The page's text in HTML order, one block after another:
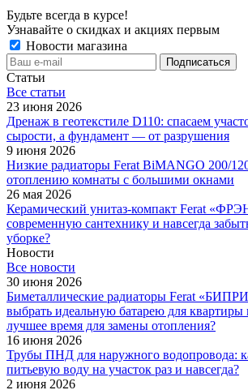
Будьте всегда в курсе!
Узнавайте о скидках и акциях первым
Новости магазина
Статьи
Все cтатьи
23 июня 2026
Дренаж в геотекстиле D110: спасаем
сырости, а фундамент — от разрушения
9 июня 2026
Низкие радиаторы Ferat BiMANGO 200/
отоплению комнаты с большими окнами
26 мая 2026
Керамический унитаз-компакт Ferat
современную сантехнику и навсегда
уборке?
Новости
Все новости
30 июня 2026
Биметаллические радиаторы Ferat
выбрать идеальную батарею для
лучшее время для замены отопления?
16 июня 2026
Трубы ПНД для наружного водопровода:
питьевую воду на участок раз и навсегда?
2 июня 2026